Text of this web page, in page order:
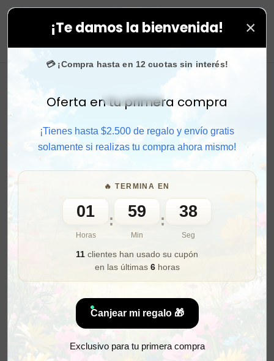
¡Te damos la bienvenida! ×
💳 ¡Compra hasta en 12 cuotas sin interés!
Activar sonido
Oferta en tu primera compra
¡Tienes hasta $2.500 de regalo y envío gratis
solamente si realizas tu compra ahora mismo!
🔥 TERMINA EN
01
Horas
: 59
Min
:
36
Seg
11 clientes han usado su cupón
en las últimas 6horas
Canjear mi regalo 🎁
Exclusivo para tu primera compra
en todas tus compras. ⚡ Compra rápido y